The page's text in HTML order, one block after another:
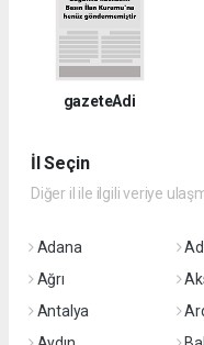
gazeteAdi
İl Seçin
Diğer il ile ilgili veriye
Adana
Ağrı
Antalya